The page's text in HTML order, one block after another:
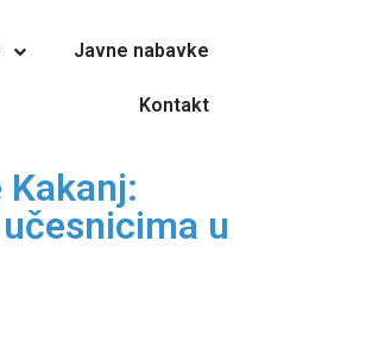
Javne nabavke
Kontakt
u